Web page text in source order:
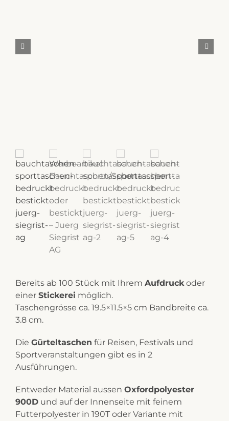
Bereits ab 100 Stück mit Ihrem Aufdruckoder
einer Stickerei möglich.
Taschengrösse ca. 19.5×11.5×5 cm Bandbreite ca.
3.8 cm.
Die Gürteltaschen für Reisen, Festivals und
Sportveranstaltungen gibt es in 2
Ausführungen.
Entweder Material aussen Oxfordpolyester
900Dund auf der Innenseite mit feinem
Futterpolyester in 190T oder Variante mit